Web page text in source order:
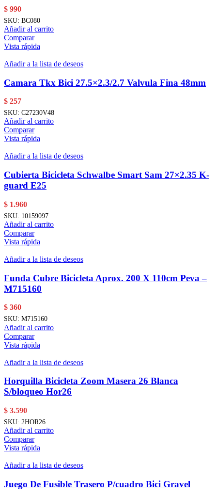
$ 990
SKU: BC080
Añadir al carrito
Comparar
Vista rápida
Añadir a la lista de deseos
Camara Tkx Bici 27.5×2.3/2.7 Valvula Fina 48mm
$ 257
SKU: C27230V48
Añadir al carrito
Comparar
Vista rápida
Añadir a la lista de deseos
Cubierta Bicicleta Schwalbe Smart Sam 27×2.35 K-
guard E25
$ 1.960
SKU: 10159097
Añadir al carrito
Comparar
Vista rápida
Añadir a la lista de deseos
Funda Cubre Bicicleta Aprox. 200 X 110cm Peva –
M715160
$ 360
SKU: M715160
Añadir al carrito
Comparar
Vista rápida
Añadir a la lista de deseos
Horquilla Bicicleta Zoom Masera 26 Blanca
S/bloqueo Hor26
$ 3.590
SKU: 2HOR26
Añadir al carrito
Comparar
Vista rápida
Añadir a la lista de deseos
Juego De Fusible Trasero P/cuadro Bici Gravel